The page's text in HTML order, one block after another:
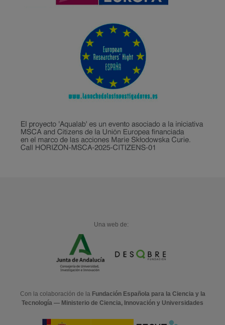
Una web de:
Con la colaboración de la Fundación Española para la Ciencia y la
Tecnología — Ministerio de Ciencia, Innovación y Universidades